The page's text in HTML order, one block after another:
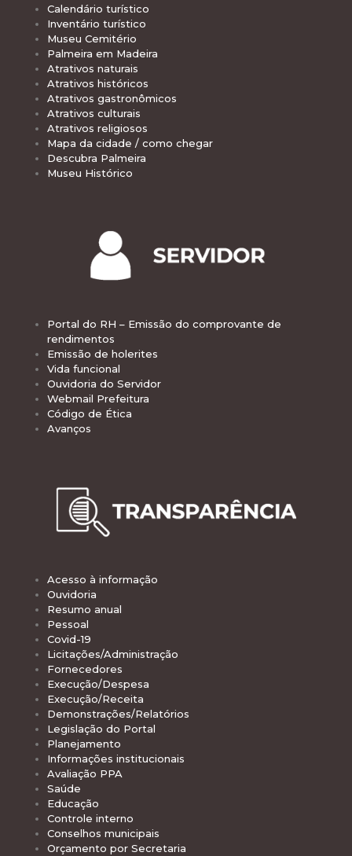
Calendário turístico
Inventário turístico
Museu Cemitério
Palmeira em Madeira
Atrativos naturais
Atrativos históricos
Atrativos gastronômicos
Atrativos culturais
Atrativos religiosos
Mapa da cidade / como chegar
Descubra Palmeira
Museu Histórico
Portal do RH – Emissão do comprovante de
rendimentos
Emissão de holerites
Vida funcional
Ouvidoria do Servidor
Webmail Prefeitura
Código de Ética
Avanços
Acesso à informação
Ouvidoria
Resumo anual
Pessoal
Covid-19
Licitações/Administração
Fornecedores
Execução/Despesa
Execução/Receita
Demonstrações/Relatórios
Legislação do Portal
Planejamento
Informações institucionais
Avaliação PPA
Saúde
Educação
Controle interno
Conselhos municipais
Orçamento por Secretaria